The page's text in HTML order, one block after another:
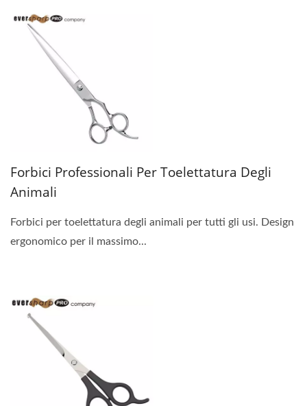
Forbici Professionali Per Toelettatura Degli
Animali
Forbici per toelettatura degli animali per tutti gli usi. Design
ergonomico per il massimo...